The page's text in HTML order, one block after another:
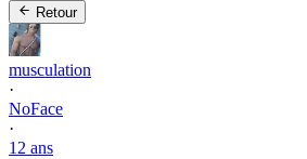
Retour
musculation
·
NoFace
·
12 ans